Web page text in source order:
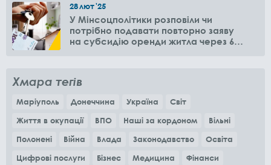
28лют'25
У Мінсоцполітики розповіли чи
потрібно подавати повторно заяву
на субсидію оренди житла через 6
Хмара тегів
Маріуполь Донеччина Україна
Світ
Життя в окупації
ВПО Наші за кордоном
Вільні
Полонені
Війна Влада Законодавство
Освіта
Цифрові послуги
Бізнес Медицина Фінанси